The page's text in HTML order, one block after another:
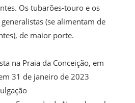
Os tubarões-touro e os
(se alimentam de
de maior porte.
na Praia da Conceição, em
31 de janeiro de 2023